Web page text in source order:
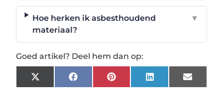
Hoe herken ik asbesthoudend
materiaal?
▼
Goed artikel? Deel hem dan op:
X
(Twitter)
FacebookPinterestLinkedInEmail